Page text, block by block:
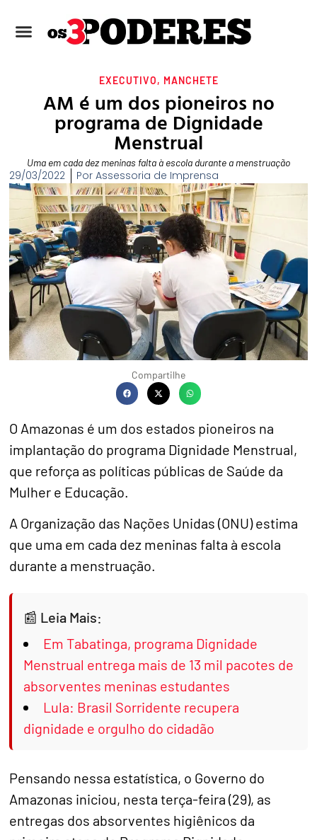
EXECUTIVO, MANCHETE
AM é um dos pioneiros no
programa de Dignidade
Menstrual
Uma em cada dez meninas falta à escola durante a menstruação
29/03/2022 Por Assessoria de Imprensa
Compartilhe
O Amazonas é um dos estados pioneiros na
implantação do programa Dignidade Menstrual,
que reforça as políticas públicas de Saúde da
Mulher e Educação.
A Organização das Nações Unidas (ONU) estima
que uma em cada dez meninas falta à escola
durante a menstruação.
Leia Mais:
Em Tabatinga, programa Dignidade
Menstrual entrega mais de 13 mil pacotes de
absorventes meninas estudantes
Lula: Brasil Sorridente recupera
dignidade e orgulho do cidadão
Pensando nessa estatística, o Governo do
Amazonas iniciou, nesta terça-feira (29), as
entregas dos absorventes higiênicos da